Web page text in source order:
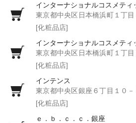
インターナショナルコスメティ
東京都中央区日本橋浜町１丁目
[化粧品店]
インターナショナルコスメティ
東京都中央区日本橋浜町１丁目
[化粧品店]
インテンス
東京都中央区銀座６丁目１０－
[化粧品店]
ｅ．ｂ．ｃ．ｃ．銀座